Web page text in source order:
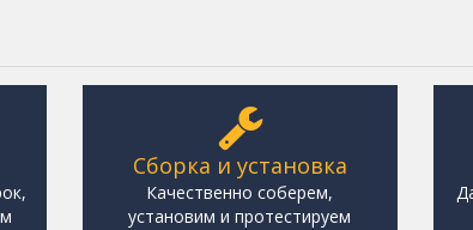
Сборка и установка
Качественно соберем,
установим и протестируем